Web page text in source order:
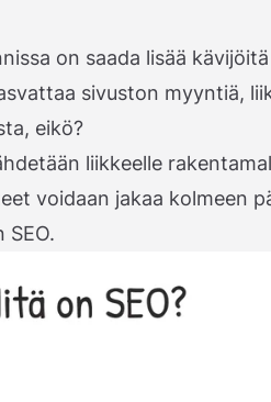
on saada lisää
sivuston myyntiä,
eikö?
liikkeelle
voidaan jakaa kolmeen
SEO.